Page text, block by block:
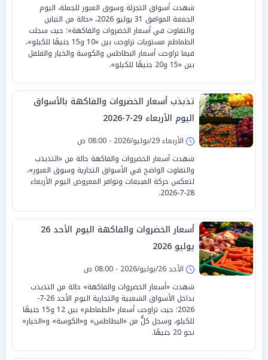
شهدت أسواق التجزئة وسوق العبور للجملة، اليوم
الجمعة الموافق 31 يوليو 2026، «حالة من التباين
والتفاوت في أسعار الخضروات والفاكهة»؛ حيث سجلت
الطماطم مستويات تراوحت بين «10 و15 جنيهًا للكيلو»،
فيما تراوحت أسعار البطاطس والكوسة والخيار والفلفل
بين «15 و20 جنيهًا للكيلو».
تذبذب أسعار الخضروات والفاكهة بالأسواق
اليوم الأربعاء 29-7-2026
الأربعاء 29/يوليو/2026 - 08:00 ص
شهدت أسعار الخضروات والفاكهة حالة من «التذبذب
والتفاوت الواضح في الأسواق التجارية وسوق العبور»،
لتعكس حركة المبيعات وتوافر المعروض اليوم الأربعاء
28-7-2026.
أسعار الخضروات والفاكهة اليوم الأحد 26
يوليو 2026
الأحد 26/يوليو/2026 - 08:00 ص
شهدت «أسعار الخضروات والفاكهة» حالة من التذبذب
بداخل الأسواق الشعبية والتجارية اليوم الأحد 26-7-
2026؛ حيث تراوحت أسعار «الطماطم» بين 12 و15 جنيهًا
للكيلو، وسجل كلٌّ من «البطاطس» و«الكوسة» و«الخيار»
نحو 20 جنيهًا.